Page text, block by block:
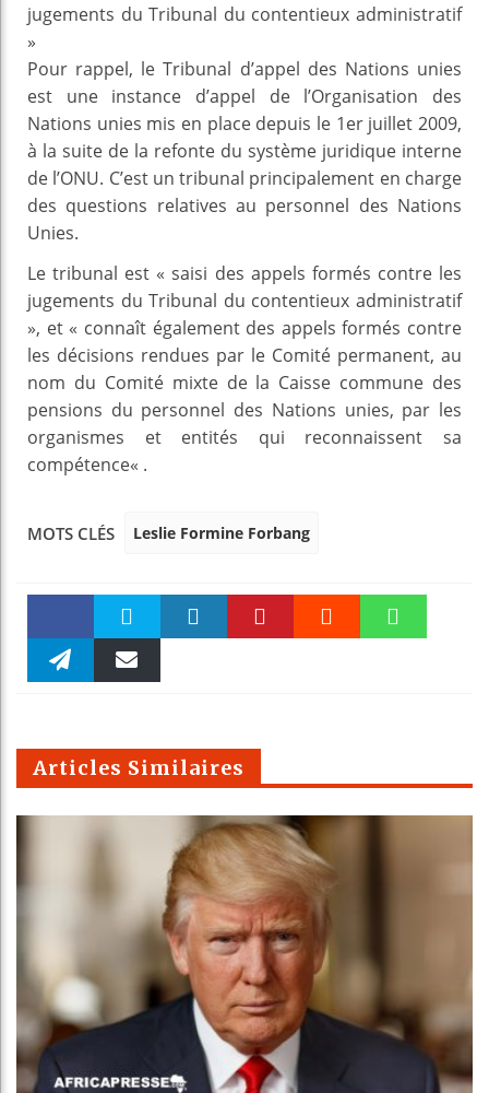
jugements du Tribunal du contentieux administratif
»
Pour rappel, le Tribunal d’appel des Nations unies
est une instance d’appel de l’Organisation des
Nations unies mis en place depuis le 1er juillet 2009,
à la suite de la refonte du système juridique interne
de l’ONU. C’est un tribunal principalement en charge
des questions relatives au personnel des Nations
Unies.
Le tribunal est « saisi des appels formés contre les
jugements du Tribunal du contentieux administratif
», et « connaît également des appels formés contre
les décisions rendues par le Comité permanent, au
nom du Comité mixte de la Caisse commune des
pensions du personnel des Nations unies, par les
organismes et entités qui reconnaissent sa
compétence« .
MOTS CLÉS Leslie Formine Forbang
Faceboo Twitter
m
Articles Similaires